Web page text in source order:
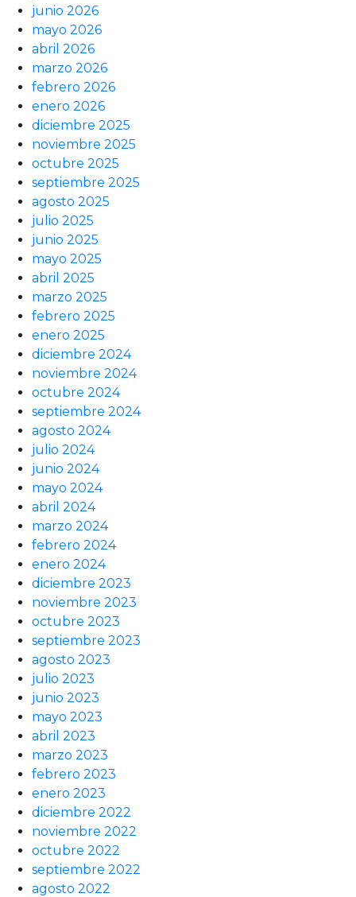
junio 2026
mayo 2026
abril 2026
marzo 2026
febrero 2026
enero 2026
diciembre 2025
noviembre 2025
octubre 2025
septiembre 2025
agosto 2025
julio 2025
junio 2025
mayo 2025
abril 2025
marzo 2025
febrero 2025
enero 2025
diciembre 2024
noviembre 2024
octubre 2024
septiembre 2024
agosto 2024
julio 2024
junio 2024
mayo 2024
abril 2024
marzo 2024
febrero 2024
enero 2024
diciembre 2023
noviembre 2023
octubre 2023
septiembre 2023
agosto 2023
julio 2023
junio 2023
mayo 2023
abril 2023
marzo 2023
febrero 2023
enero 2023
diciembre 2022
noviembre 2022
octubre 2022
septiembre 2022
agosto 2022